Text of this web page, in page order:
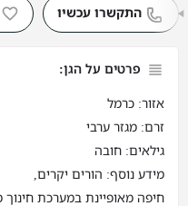
התקשרו עכשיו
פרטים על הגן:
אזור: כרמל
זרם: מגזר ערבי
גילאים: חובה
מידע נוסף: הורים יקרים,
חיפה מאופיינת במערכת